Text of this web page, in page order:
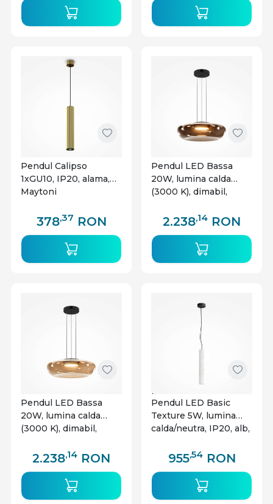
Pendul Calipso
1xGU10, IP20, alama,
Maytoni
378,37 RON
Pendul LED Bassa
20W, lumina calda
(3000 K), dimabil,
2.238,14 RON
Pendul LED Bassa
20W, lumina calda
(3000 K), dimabil,
2.238,14 RON
Pendul LED Basic
Texture 5W, lumina
calda/neutra, IP20, alb,
955,54 RON